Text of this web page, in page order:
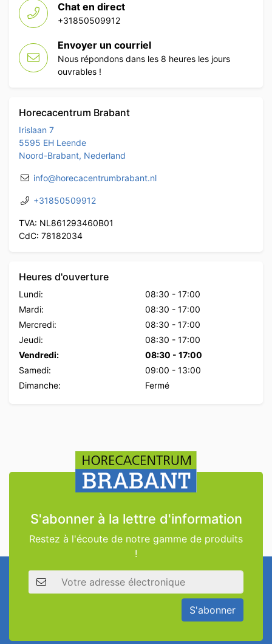
Chat en direct
+31850509912
Envoyer un courriel
Nous répondons dans les 8 heures les jours
ouvrables !
Horecacentrum Brabant
Irislaan 7
5595 EH Leende
Noord-Brabant, Nederland
info@horecacentrumbrabant.nl
+31850509912
TVA: NL861293460B01
CdC: 78182034
Heures d'ouverture
Lundi: 08:30 - 17:00
Mardi:
08:30 - 17:00
Mercredi:
08:30 - 17:00
Jeudi:
08:30 - 17:00
Vendredi:
08:30 - 17:00
Samedi:
09:00 - 13:00
Dimanche:
Fermé
S'abonner à la lettre d'information
Restez à l'écoute de notre gamme de produits
!
Adresse électronique
S'abonner